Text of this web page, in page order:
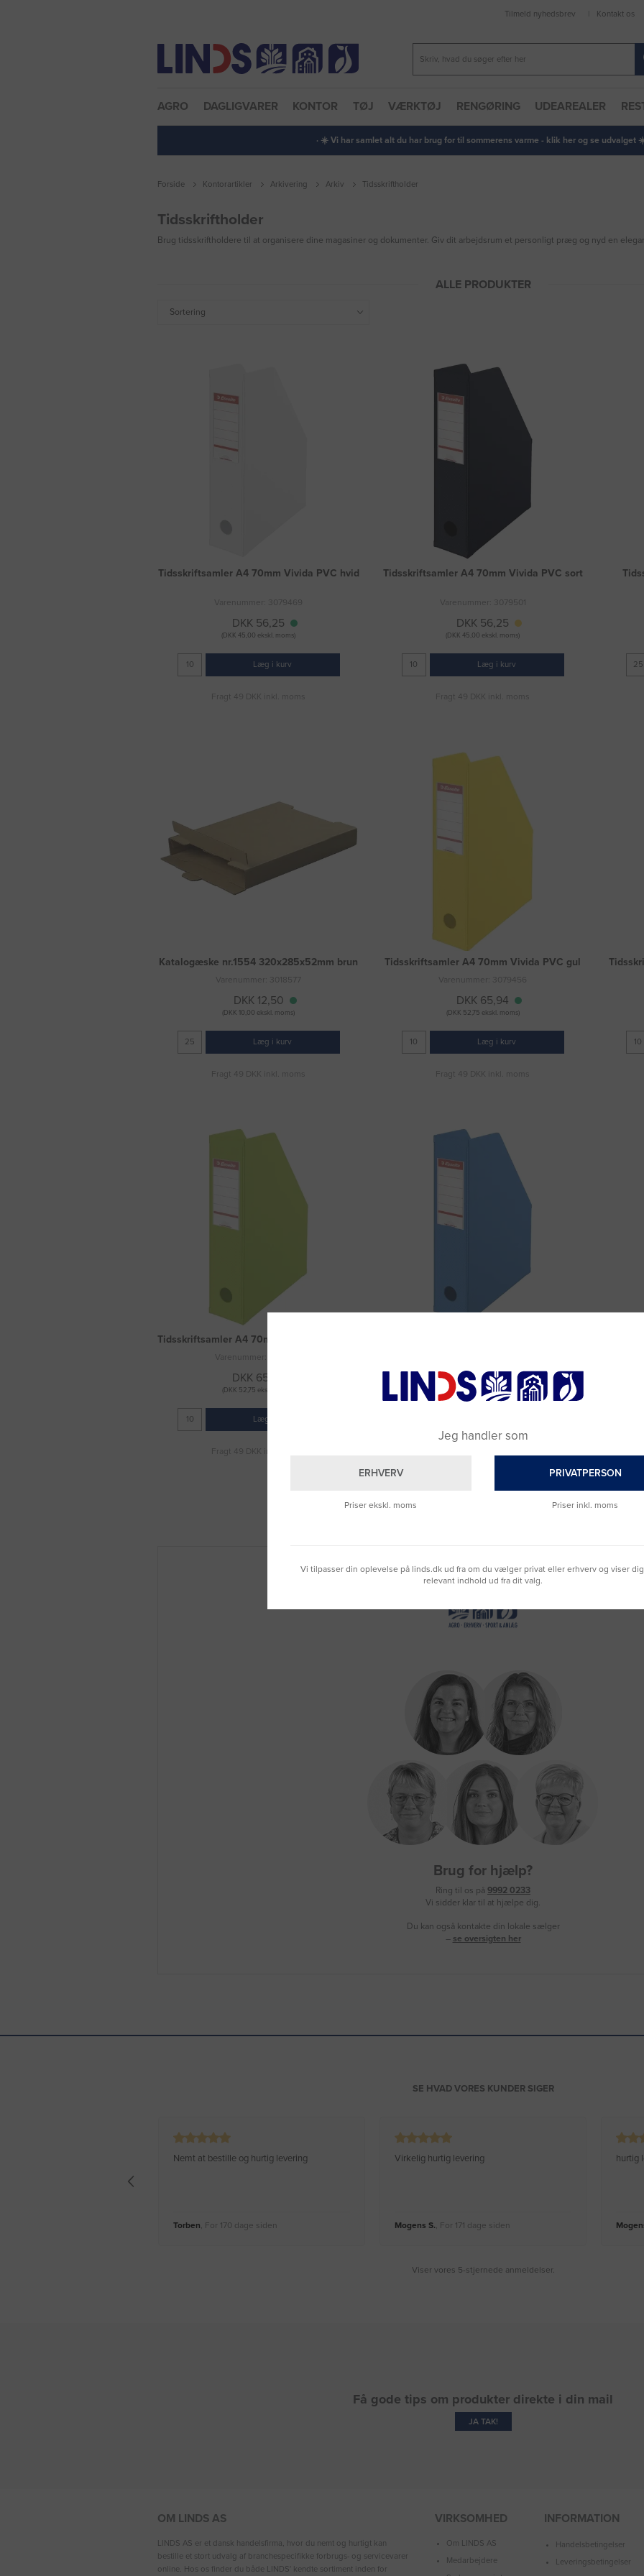
Tilmeld nyhedsbrev Kontakt os
AGRO DAGLIGVARER KONTOR TØJ VÆRKTØJ RENGØRING UDEAREALER
· ☀️ Vi har samlet alt du har brug for til sommerens varme - klik her og se udvalget ☀️
Forside Kontorartikler Arkivering Arkiv Tidsskriftholder
Tidsskriftholder
Brug tidsskriftholdere til at organisere dine magasiner og dokumenter. Giv dit arbejdsrum et personligt præg og nyd en
ALLE PRODUKTER
Sortering
Tidsskriftsamler A4 70mm Vivida PVC hvid
Varenummer: 3079469
DKK 56,25
(DKK 45,00 ekskl. moms)
Læg i kurv
Fragt 49 DKK inkl. moms
Tidsskriftsamler A4 70mm Vivida PVC sort
Varenummer: 3079501
DKK 56,25
(DKK 45,00 ekskl. moms)
Læg i kurv
Fragt 49 DKK inkl. moms
Katalogæske nr.1554 320x285x52mm brun
Varenummer: 3018577
DKK 12,50
(DKK 10,00 ekskl. moms)
Læg i kurv
Fragt 49 DKK inkl. moms
Tidsskriftsamler A4 70mm Vivida PVC gul
Varenummer: 3079456
DKK 65,94
(DKK 52,75 ekskl. moms)
Læg i kurv
Fragt 49 DKK inkl. moms
Tidsskriftsamler A4 70mm Vivida PVC grøn
Varenummer: 3079576
DKK 65,94
(DKK 52,75 ekskl. moms)
Læg i kurv
Fragt 49 DKK inkl. moms
DKK 65,94
(DKK 52,75 ekskl. moms)
Brug for hjælp?
Ring til os på 9992 0233
Vi sidder klar til at hjælpe dig.
Du kan også kontakte din lokale sælger
– se oversigten her
SE HVAD VORES KUNDER SIGER
Nemt at bestille og hurtig levering
Torben, For 170 dage siden
Virkelig hurtig levering
Mogens S., For 171 dage siden
hurtig
Viser vores 5-stjernede anmeldelser.
Få gode tips om produkter direkte i din mail
JA TAK!
OM LINDS AS
LINDS AS er et dansk handelsfirma, hvor du nemt og hurtigt kan
bestille et stort udvalg af branchespecifikke forbrugs- og servicevarer
online. Hos os finder du både LINDS′ kendte sortiment inden for
VIRKSOMHED
Om LINDS AS
Medarbejdere
INFORMATION
Handelsbetingelser
Leveringsbetingelser
Jeg handler som
ERHVERV
Priser ekskl. moms
PRIVATPERSON
Priser inkl. moms
Vi tilpasser din oplevelse på linds.dk ud fra om du vælger privat eller erhverv og viser
relevant indhold ud fra dit valg.